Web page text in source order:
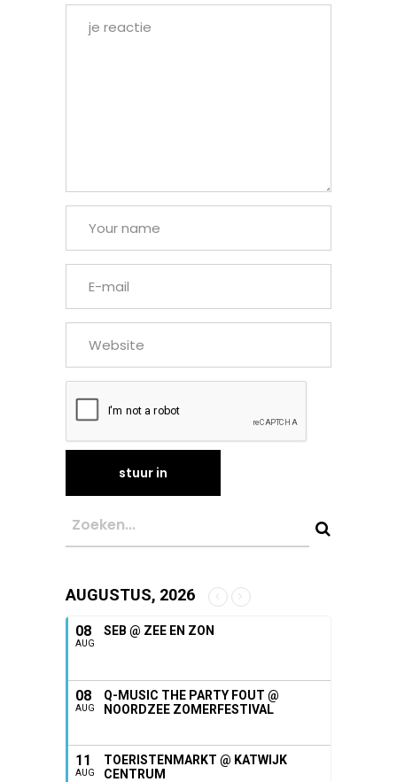
AUGUSTUS, 2026
08
AUG
SEB @ ZEE EN ZON
08
AUG
Q-MUSIC THE PARTY FOUT @
NOORDZEE ZOMERFESTIVAL
11
AUG
TOERISTENMARKT @ KATWIJK
CENTRUM